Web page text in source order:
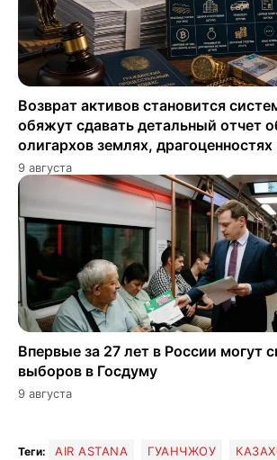
Возврат активов становится
обяжут сдавать детальный отчет
олигархов землях, драгоценностях
9 августа
Впервые за 27 лет в России могут
выборов в Госдуму
9 августа
Теги: AIR ASTANA ГУАНЧЖОУ